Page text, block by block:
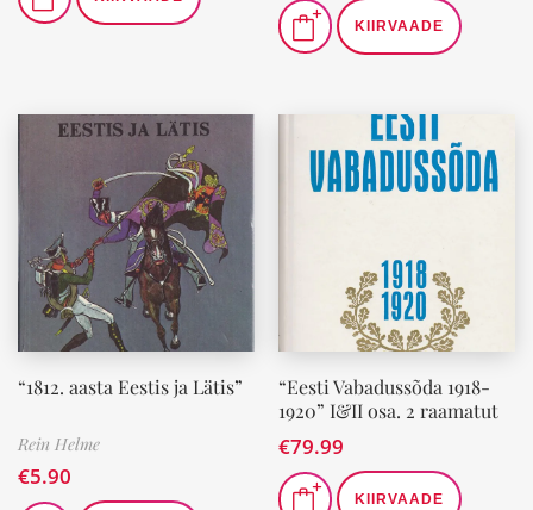
KIIRVAADE
“1812. aasta Eestis ja Lätis”
Rein Helme
€5.90
“Eesti Vabadussõda 1918-
1920” I&II osa. 2 raamatut
€79.99
KIIRVAADE